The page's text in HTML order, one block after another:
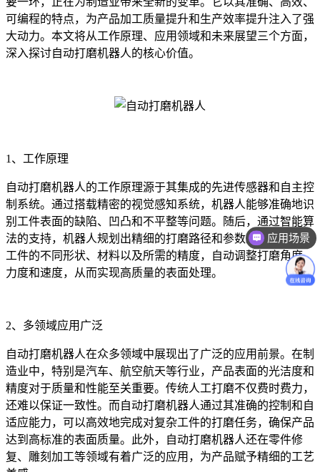
可编程的特点，为产品加工质量提升和生产效率提升注入了强
大动力。本文将从工作原理、应用领域和未来展望三个方面，
深入探讨自动打磨机器人的核心价值。
1、工作原理
自动打磨机器人的工作原理源于其集成的先进传感器和自主控
制系统。通过搭载精密的视觉感知系统，机器人能够准确地识
别工件表面的缺陷、凹凸和不平整等问题。随后，通过智能算
法的支持，机器人规划出精细的打磨路径和参数。它可以根据
工件的不同形状、材料以及所需的精度，自动调整打磨角度、
力度和速度，从而实现高质量的表面处理。
2、多领域应用广泛
自动打磨机器人在众多领域中展现出了广泛的应用前景。在制
造业中，特别是汽车、航空航天等行业，产品表面的光洁度和
精度对于质量和性能至关重要。传统人工打磨不仅费时费力，
还难以保证一致性。而自动打磨机器人通过其准确的控制和自
适应能力，可以高效地完成对复杂工件的打磨任务，确保产品
达到高标准的表面质量。此外，自动打磨机器人还在零件修
复、雕刻加工等领域有着广泛的应用，为产品赋予精细的工艺
应用场景